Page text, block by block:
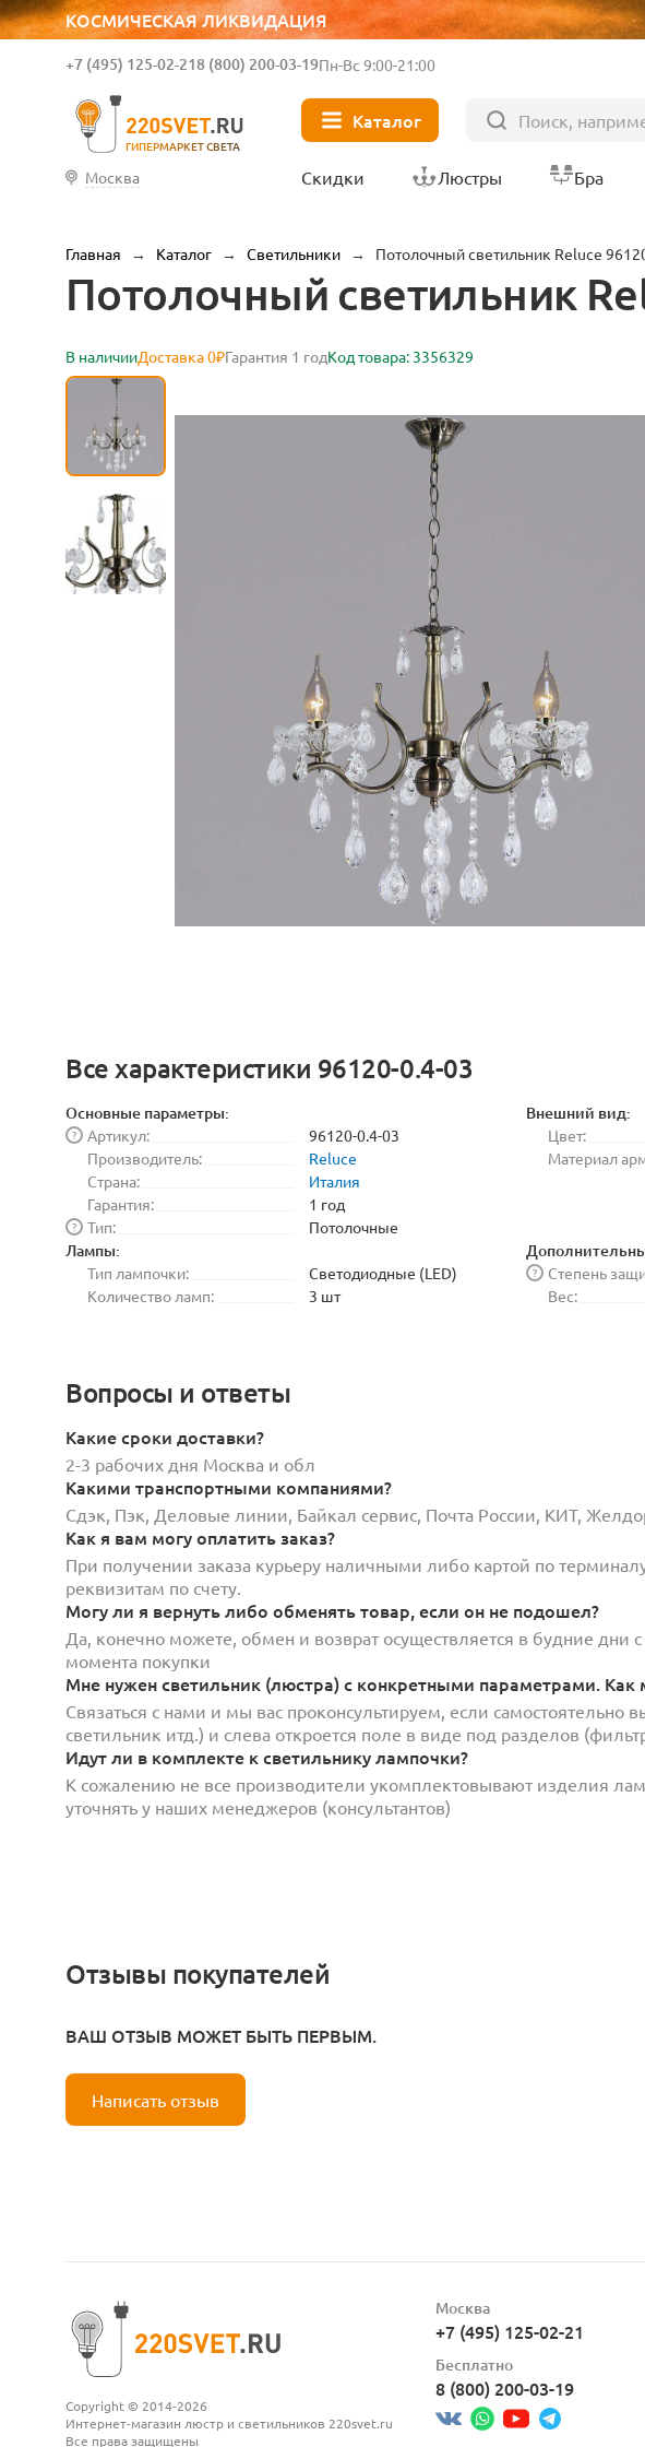
КОСМИЧЕСКАЯ ЛИКВИДАЦИЯ
ГИПЕРМАРКЕТ СВЕТА
+7 (495) 125-02-218 (800) 200-03-19Пн-Вс 9:00-21:00
Каталог
Москва Скидки Люстры Бра
Главная → Каталог → Светильники → Потолочный светильник Reluce
Потолочный светильник
В наличииДоставка 0₽Гарантия 1 годКод товара: 3356329
Все характеристики 96120-0.4-03
Основные параметры:
Артикул:
?
96120-0.4-03
Производитель:
Reluce
Страна:
Италия
Гарантия:
1 год
Тип:
? Потолочные
Внешний вид:
Цвет:
Материал
Лампы:
Тип лампочки:
Светодиодные (LED)
Количество ламп:
3 шт
Степень
?
Вес:
Вопросы и ответы
Какие сроки доставки?
2-3 рабочих дня Москва и обл
Какими транспортными компаниями?
Сдэк, Пэк, Деловые линии, Байкал сервис, Почта России, КИТ,
Как я вам могу оплатить заказ?
При получении заказа курьеру наличными либо картой по
реквизитам по счету.
Могу ли я вернуть либо обменять товар, если он не подошел?
Да, конечно можете, обмен и возврат осуществляется в будние дни
момента покупки
Мне нужен светильник (люстра) с конкретными параметрами. Как
Связаться с нами и мы вас проконсультируем, если самостоятельно
светильник итд.) и слева откроется поле в виде под разделов
Идут ли в комплекте к светильнику лампочки?
К сожалению не все производители укомплектовывают изделия
уточнять у наших менеджеров (консультантов)
Отзывы покупателей
ВАШ ОТЗЫВ МОЖЕТ БЫТЬ ПЕРВЫМ.
Написать отзыв
Copyright © 2014-2026
Интернет-магазин люстр и светильников 220svet.ru
Все права защищены
Москва
+7 (495) 125-02-21
Бесплатно
8 (800) 200-03-19